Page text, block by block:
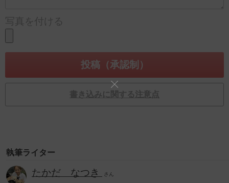
写真を付ける
書き込みに関する注意点
執筆ライター
たかだ なつき さん